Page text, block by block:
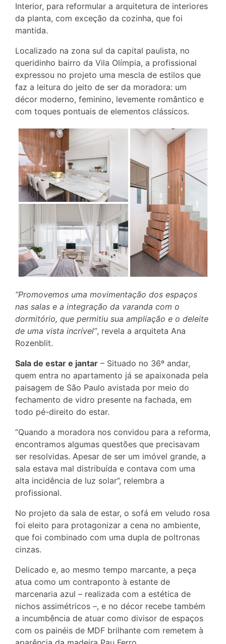
Interior, para reformular a arquitetura de interiores
da planta, com exceção da cozinha, que foi
mantida.
Localizado na zona sul da capital paulista, no
queridinho bairro da Vila Olímpia, a profissional
expressou no projeto uma mescla de estilos que
faz a leitura do jeito de ser da moradora: um
décor moderno, feminino, levemente romântico e
com toques pontuais de elementos clássicos.
“Promovemos uma movimentação dos espaços
nas salas e a integração da varanda com o
dormitório, que permitiu sua ampliação e o deleite
de uma vista incrível”, revela a arquiteta Ana
Rozenblit.
Sala de estar e jantar – Situado no 36º andar,
quem entra no apartamento já se apaixonada pela
paisagem de São Paulo avistada por meio do
fechamento de vidro presente na fachada, em
todo pé-direito do estar.
“Quando a moradora nos convidou para a reforma,
encontramos algumas questões que precisavam
ser resolvidas. Apesar de ser um imóvel grande, a
sala estava mal distribuída e contava com uma
alta incidência de luz solar”, relembra a
profissional.
No projeto da sala de estar, o sofá em veludo rosa
foi eleito para protagonizar a cena no ambiente,
que foi combinado com uma dupla de poltronas
cinzas.
Delicado e, ao mesmo tempo marcante, a peça
atua como um contraponto à estante de
marcenaria azul – realizada com a estética de
nichos assimétricos –, e no décor recebe também
a incumbência de atuar como divisor de espaços
com os painéis de MDF brilhante com remetem à